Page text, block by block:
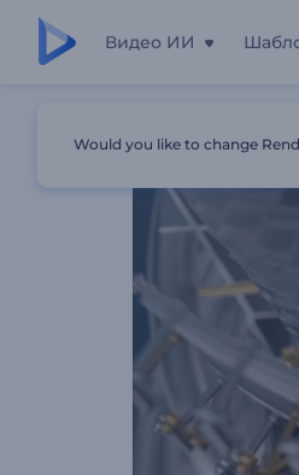
Видео ИИ
Would you like to change